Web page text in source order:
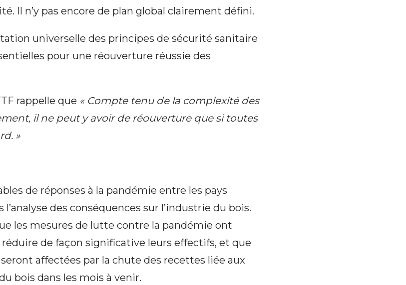
Il n’y pas encore de plan global clairement défini.
universelle des principes de sécurité sanitaire
pour une réouverture réussie des
rappelle que « Compte tenu de la complexité des
il ne peut y avoir de réouverture que si toutes
»
de réponses à la pandémie entre les pays
des conséquences sur l’industrie du bois.
les mesures de lutte contre la pandémie ont
de façon significative leurs effectifs, et que
affectées par la chute des recettes liée aux
bois dans les mois à venir.